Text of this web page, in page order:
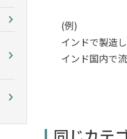
(例)
インドで製造
インド国内で